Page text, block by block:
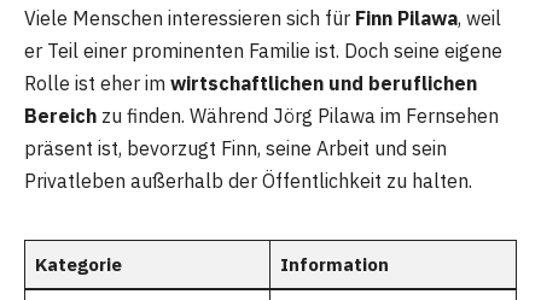
Viele Menschen interessieren sich für Finn Pilawa, weil
er Teil einer prominenten Familie ist. Doch seine eigene
Rolle ist eher im wirtschaftlichen und beruflichen
Bereich zu finden. Während Jörg Pilawa im Fernsehen
präsent ist, bevorzugt Finn, seine Arbeit und sein
Privatleben außerhalb der Öffentlichkeit zu halten.
Kategorie Information